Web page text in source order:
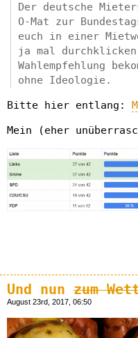
Der deutsche
O-Mat zur
euch in einer
ja mal
Wahlempfehlung
ohne Ideologie.
Bitte hier entlang:
Mein (eher
Und nun zum
August 23rd, 2017, 06:50